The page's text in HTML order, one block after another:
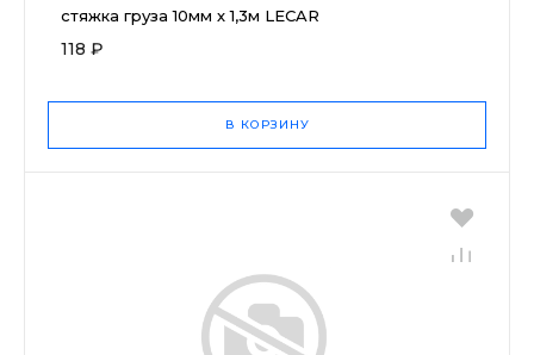
стяжка груза 10мм х 1,3м LECAR
118 ₽
В КОРЗИНУ